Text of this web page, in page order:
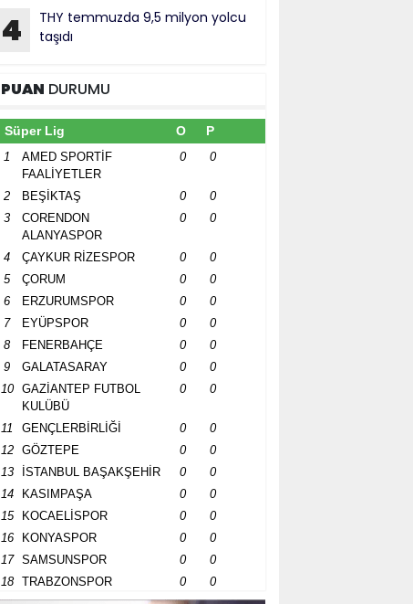
4
THY temmuzda 9,5 milyon yolcu
taşıdı
PUAN DURUMU
Süper Lig O P
1
AMED SPORTİF
FAALİYETLER
0 0
2 BEŞİKTAŞ 0
0
3
CORENDON
ALANYASPOR
0 0
4 ÇAYKUR RİZESPOR 0
0
5
ÇORUM 0
0
6
ERZURUMSPOR 0
0
7
EYÜPSPOR 0
0
8
FENERBAHÇE 0
0
9
GALATASARAY 0
0
10
GAZİANTEP FUTBOL
KULÜBÜ
0 0
11 GENÇLERBİRLİĞİ 0
0
12
GÖZTEPE 0
0
13
İSTANBUL BAŞAKŞEHİR 0
0
14
KASIMPAŞA 0
0
15
KOCAELİSPOR 0
0
16
KONYASPOR 0
0
17
SAMSUNSPOR 0
0
18
TRABZONSPOR 0 0